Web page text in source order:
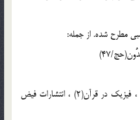
مطرح شده. از جمله:
47)
پناهی ، حسین /فیض آبادی،حمیده ، فیزیک در قرآن(2) ، انتشارات فیض